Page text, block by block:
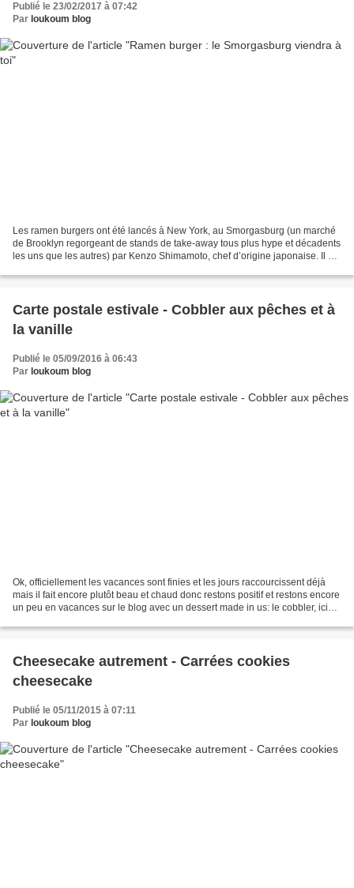
Publié le 23/02/2017 à 07:42
Par loukoum blog
Les ramen burgers ont été lancés à New York, au Smorgasburg (un marché
de Brooklyn regorgeant de stands de take-away tous plus hype et décadents
les uns que les autres) par Kenzo Shimamoto, chef d’origine japonaise. Il a
Carte postale estivale - Cobbler aux pêches et à
la vanille
Publié le 05/09/2016 à 06:43
Par loukoum blog
Ok, officiellement les vacances sont finies et les jours raccourcissent déjà
mais il fait encore plutôt beau et chaud donc restons positif et restons encore
un peu en vacances sur le blog avec un dessert made in us: le cobbler, ici
Cheesecake autrement - Carrées cookies
cheesecake
Publié le 05/11/2015 à 07:11
Par loukoum blog